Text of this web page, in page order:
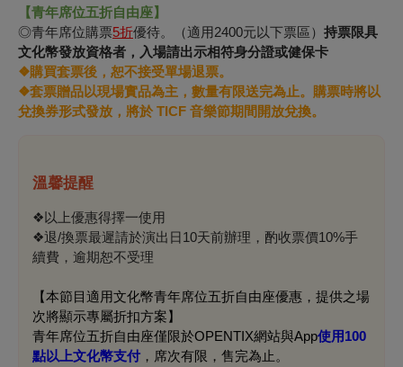
【青年席位五折自由座】
◎青年席位購票5折優待。（適用2400元以下票區） 持票限具
文化幣發放資格者，入場請出示相符身分證或健保卡
❖購買套票後，恕不接受單場退票。
❖套票贈品以現場實品為主，數量有限送完為止。購票時將以
兌換券形式發放，將於 TICF 音樂節期間開放兌換。
溫馨提醒
❖以上優惠得擇一使用
❖退/換票最遲請於演出日10天前辦理，酌收票價10%手
續費，逾期恕不受理
【本節目適用文化幣青年席位五折自由座優惠，提供之場
次將顯示專屬折扣方案】
青年席位五折自由座僅限於OPENTIX網站與App使用100
點以上文化幣支付 ，席次有限，售完為止。